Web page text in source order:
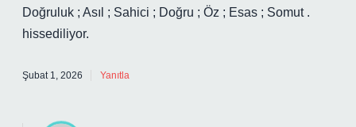
Doğruluk ; Asıl ; Sahici ; Doğru ; Öz ; Esas ; Somut .
hissediliyor.
Şubat 1, 2026 Yanıtla